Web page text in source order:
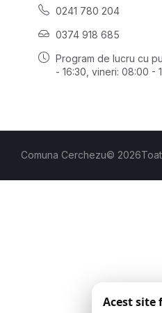
0241 780 204
0374 918 685
Program de lucru cu
- 16:30 , vineri: 08:00 -
Comuna Cerchezu© 2026
Acest site